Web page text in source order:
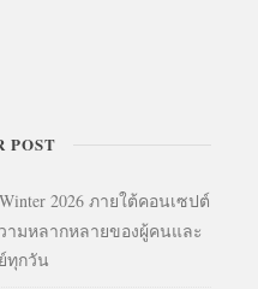
POST
2026 ภายใต้คอนเซปต์
วามหลากหลายของผู้คนและ
ทุกวัน